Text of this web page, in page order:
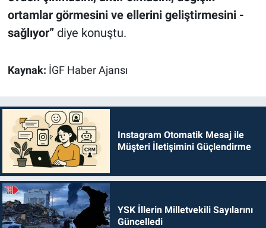
ortamlar görmesini ve ellerini geliştirmesini ­
sağlıyor” diye konuştu.
Kaynak: İGF Haber Ajansı
Instagram Otomatik Mesaj ile
Müşteri İletişimini Güçlendirme
YSK İllerin Milletvekili Sayılarını
Güncelledi